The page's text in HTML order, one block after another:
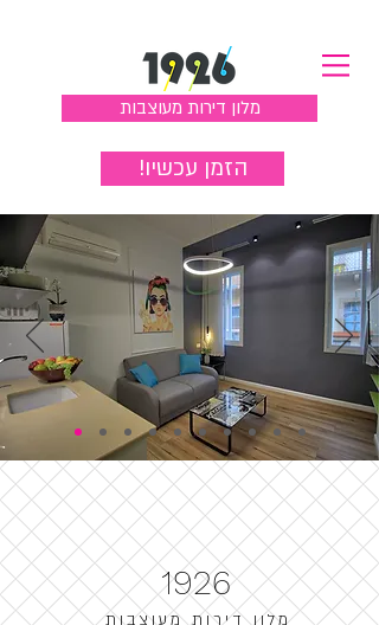
מלון דירות מעוצבות
!הזמן עכשיו
1926
מלון דירות מעוצבות